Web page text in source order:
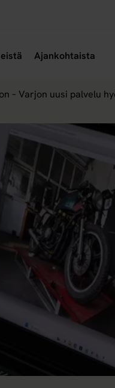
Avaa alavalikko
Ajankohtaista
– Varjon uusi palvelu